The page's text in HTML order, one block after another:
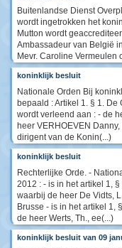
Buitenlandse Dienst
wordt ingetrokken het
Mutton wordt
Ambassadeur van België
Mevr. Caroline Vermeulen
koninklijk besluit
Nationale Orden Bij
bepaald : Artikel 1. § 1. De
wordt verleend aan : - de
heer VERHOEVEN
dirigent van de Konin(...)
koninklijk besluit
Rechterlijke Orde. -
2012 : - is in het artikel 1,
waarbij de heer De Vidts,
Brusse - is in het artikel 1,
de heer Werts, Th., ee(...)
koninklijk besluit van 09